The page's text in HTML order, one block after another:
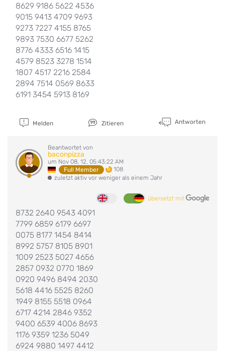
8629 9186 5622 4536
9015 9413 4709 9693
9273 7227 4155 8765
9893 7530 6677 5262
8776 4333 6516 1415
4579 8523 3278 1514
1807 4517 2216 2584
2894 7514 0569 8633
6191 3454 5913 8169
Melden Zitieren Antworten
Beantwortet von
baconpizza
um Nov 08, 12, 05:43:22 AM
Full Member
108
zuletzt aktiv vor weniger als einem Jahr
übersetzt mit
8732 2640 9543 4091
7799 6859 6179 6697
0075 8177 1454 8414
8992 5757 8105 8901
1009 2523 5027 4656
2857 0932 0770 1869
0920 9496 8494 2030
5618 4416 5525 8260
1949 8155 5518 0964
6717 4214 2846 9352
9400 6539 4006 8693
1176 9359 1236 5049
6924 9880 1497 4412